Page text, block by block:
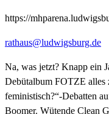
https://
rathaus@ludwigsburg.de
Na, was jetzt? Knapp ein
Debütalbum FOTZE alles
feministisch?“-Debatten
Boomer. Wütende Clean